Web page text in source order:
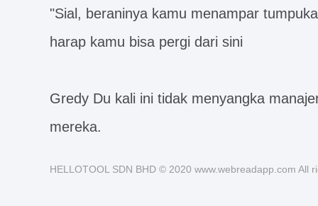
"Sial, beraninya kamu menampar
harap kamu bisa pergi dari sini
Gredy Du kali ini tidak menyangka
mereka.
HELLOTOOL SDN BHD © 2020 www.webreadapp.com All